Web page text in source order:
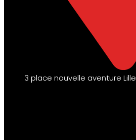
3 place nouvelle aventure Lille